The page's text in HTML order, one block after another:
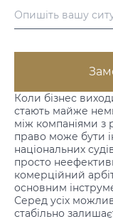
Коли бізнес
стають майже
між компаніями з
право може бути
національних
просто
комерційний
основним
Серед усіх
стабільно